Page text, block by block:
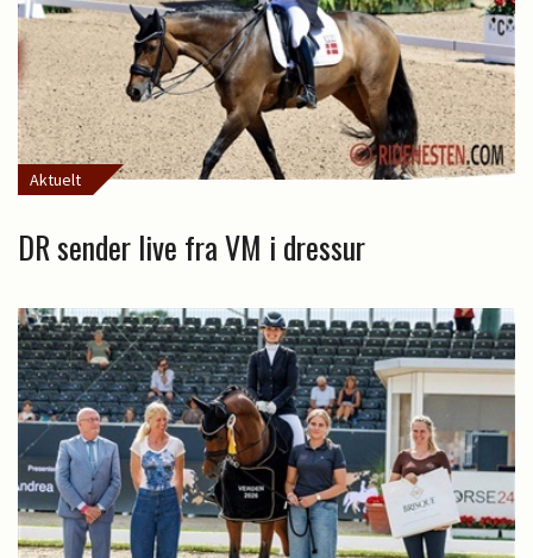
Aktuelt
DR sender live fra VM i dressur